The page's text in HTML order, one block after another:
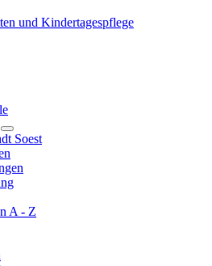
und Kindertagespflege
Soest
A - Z